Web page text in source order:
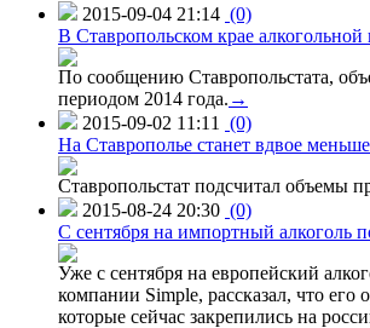
2015-09-04 21:14 (0)
В Ставропольском крае
По сообщению Ставропольстата,
периодом 2014 года. →
2015-09-02 11:11
(0)
На Ставрополье станет вдвое
Ставропольстат подсчитал объемы
2015-08-24 20:30 (0)
C сентября на импортный алкоголь
Уже с сентября на европейский
компании Simple, рассказал, что
которые сейчас закрепились на